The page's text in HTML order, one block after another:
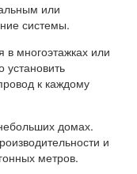
или
системы.
многоэтажках или
установить
к каждому
домах.
и
метров.